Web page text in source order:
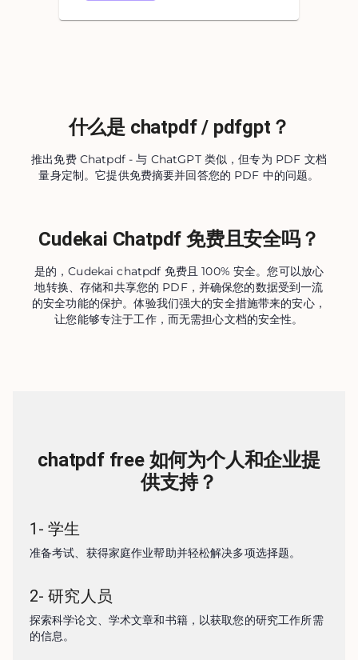
什么是 chatpdf / pdfgpt？
推出免费 Chatpdf - 与 ChatGPT 类似，但专为 PDF 文档
量身定制。它提供免费摘要并回答您的 PDF 中的问题。
Cudekai Chatpdf 免费且安全吗？
是的，Cudekai chatpdf 免费且 100% 安全。您可以放心
地转换、存储和共享您的 PDF，并确保您的数据受到一流
的安全功能的保护。体验我们强大的安全措施带来的安心，
让您能够专注于工作，而无需担心文档的安全性。
chatpdf free 如何为个人和企业提
供支持？
1 -学生
准备考试、获得家庭作业帮助并轻松解决多项选择题。
2-研究人员
探索科学论文、学术文章和书籍，以获取您的研究工作所需
的信息。